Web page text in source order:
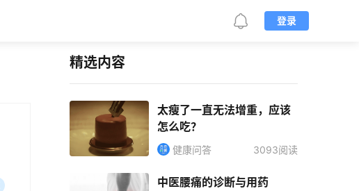
登录
精选内容
太瘦了一直无法增重，应该
怎么吃？
健康问答 3093阅读
中医腰痛的诊断与用药